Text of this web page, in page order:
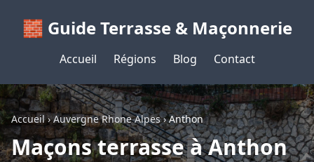
🧱 Guide Terrasse & Maçonnerie
Accueil Régions Blog Contact
Accueil›Auvergne Rhone Alpes›Anthon
Maçons terrasse à Anthon